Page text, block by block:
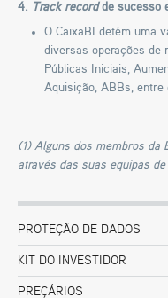
4. Track recordde sucesso
O CaixaBI detém uma
diversas operações de
Públicas Iniciais,
Aquisição, ABBs, entre
(1) Alguns dos membros da
através das suas equipas
PROTEÇÃO DE DADOS
KIT DO INVESTIDOR
PREÇÁRIOS